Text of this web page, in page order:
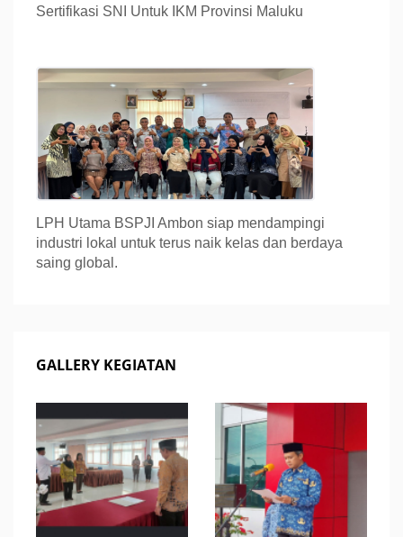
Sertifikasi SNI Untuk IKM Provinsi Maluku
LPH Utama BSPJI Ambon siap mendampingi
industri lokal untuk terus naik kelas dan berdaya
saing global.
GALLERY KEGIATAN